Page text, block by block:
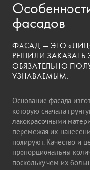
фасадов
ФАСАД — ЭТО
РЕШИЛИ
ОБЯЗАТЕЛЬНО
УЗНАВАЕМЫМ.
Основание фасада
которую сначала
лакокрасочными
перемежая их
полируют. Качество и
пропорциональны
поскольку чем их